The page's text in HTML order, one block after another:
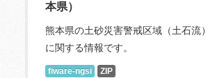
本県）
熊本県の土砂災害警戒区域（土石流）
に関する情報です。
fiware-ngsi ZIP